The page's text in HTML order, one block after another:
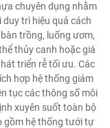
chuyên dụng nhằm
trì hiệu quả cách
trồng, luống ươm,
thủy canh hoặc giá
triển rễ tối ưu. Các
hợp hệ thống giám
tục các thông số môi
xuyên suốt toàn bộ
gồm hệ thống tưới tự